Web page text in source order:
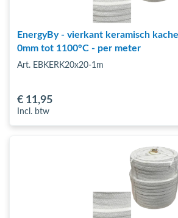
EnergyBy - vierkant keramisch
0mm tot 1100°C - per meter
Art. EBKERK20x20-1m
€ 11,95
Incl. btw